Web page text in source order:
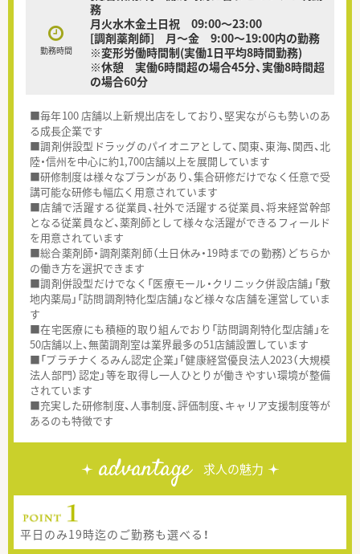
勤務時間
務
月火水木金土日祝 09:00〜23:00
[調剤薬剤師] 月～金 9:00～19:00内の勤務
※変形労働時間制(実働1日平均8時間勤務)
※休憩 実働6時間超の場合45分、実働8時間超
の場合60分
■毎年100 店舗以上新規出店をしており、堅実ながらも勢いのあ
る成長企業です
■調剤併設型ドラッグのパイオニアとして、関東、東海、関西、北
陸・信州を中心に約1,700店舗以上を展開しています
■研修制度は様々なプランがあり、集合研修だけでなく任意で受
講可能な研修も幅広く用意されています
■店舗で活躍する従業員、社外で活躍する従業員、将来経営幹部
となる従業員など、薬剤師として様々な活躍ができるフィールド
を用意されています
■総合薬剤師・調剤薬剤師（土日休み・19時までの勤務）どちらか
の働き方を選択できます
■調剤併設型だけでなく「医療モール・クリニック併設店舗」「敷
地内薬局」「訪問調剤特化型店舗」など様々な店舗を運営していま
す
■在宅医療にも積極的取り組んでおり「訪問調剤特化型店舗」を
50店舗以上、無菌調剤室は業界最多の51店舗設置しています
■「プラチナくるみん認定企業」「健康経営優良法人2023（大規模
法人部門）認定」等を取得し一人ひとりが働きやすい環境が整備
されています
■充実した研修制度、人事制度、評価制度、キャリア支援制度等が
あるのも特徴です
advantage 求人の魅力
平日のみ19時迄のご勤務も選べる！